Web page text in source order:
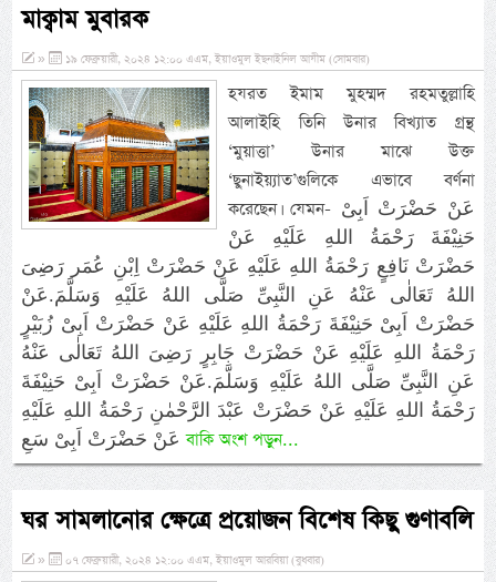
মাক্বাম মুবারক
» ১৯ ফেব্রুয়ারী, ২০২৪ ১২:০০ এএম, ইয়াওমুল ইছনাইনিল আযীম (সোমবার)
হযরত ইমাম মুহম্মদ রহমতুল্লাহি
আলাইহি তিনি উনার বিখ্যাত গ্রন্থ
‘মুয়াত্তা’ উনার মাঝে উক্ত
‘ছুনাইয়্যাত’গুলিকে এভাবে বর্ণনা
করেছেন। যেমন- عَنْ حَضْرَتْ اَبِىْ
حَنِيْفَةَ رَحْمَةُ اللهِ عَلَيْهِ عَنْ
حَضْرَتْ نَافِعٍ رَحْمَةُ اللهِ عَلَيْهِ عَنْ حَضْرَتْ اِبْنِ عُمَر رَضِىَ
اللهُ تَعَالٰى عَنْهُ عَنِ النَّبِىِّ صَلَّى اللهُ عَلَيْهِ وَسَلَّمَ.عَنْ
حَضْرَتْ اَبِىْ حَنِيْفَةَ رَحْمَةُ اللهِ عَلَيْهِ عَنْ حَضْرَتْ اَبِىْ زُبَيْرٍ
رَحْمَةُ اللهِ عَلَيْهِ عَنْ حَضْرَتْ جَابِرٍ رَضِىَ اللهُ تَعَالٰى عَنْهُ
عَنِ النَّبِىِّ صَلَّى اللهُ عَلَيْهِ وَسَلَّمَ.عَنْ حَضْرَتْ اَبِىْ حَنِيْفَةَ
رَحْمَةُ اللهِ عَلَيْهِ عَنْ حَضْرَتْ عَبْدَ الرَّحْمٰنِ رَحْمَةُ اللهِ عَلَيْهِ
عَنْ حَضْرَتْ اَبِىْ سَعِবাকি অংশ পড়ুন...
ঘর সামলানোর ক্ষেত্রে প্রয়োজন বিশেষ কিছু গুণাবলি
» ০৭ ফেব্রুয়ারী, ২০২৪ ১২:০০ এএম, ইয়াওমুল আরবিয়া (বুধবার)